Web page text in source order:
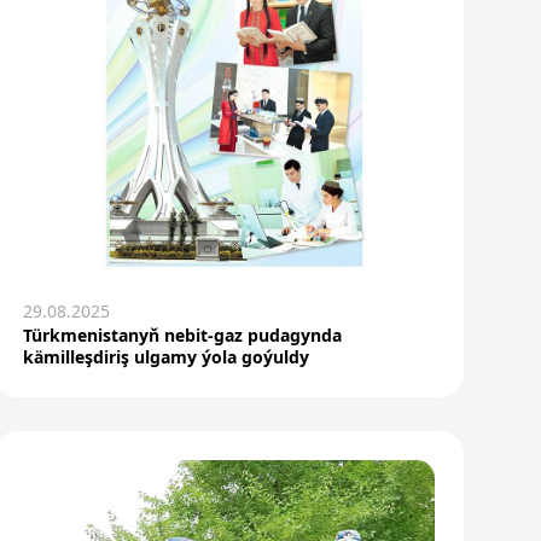
29.08.2025
Türkmenistanyň nebit-gaz pudagynda
kämilleşdiriş ulgamy ýola goýuldy